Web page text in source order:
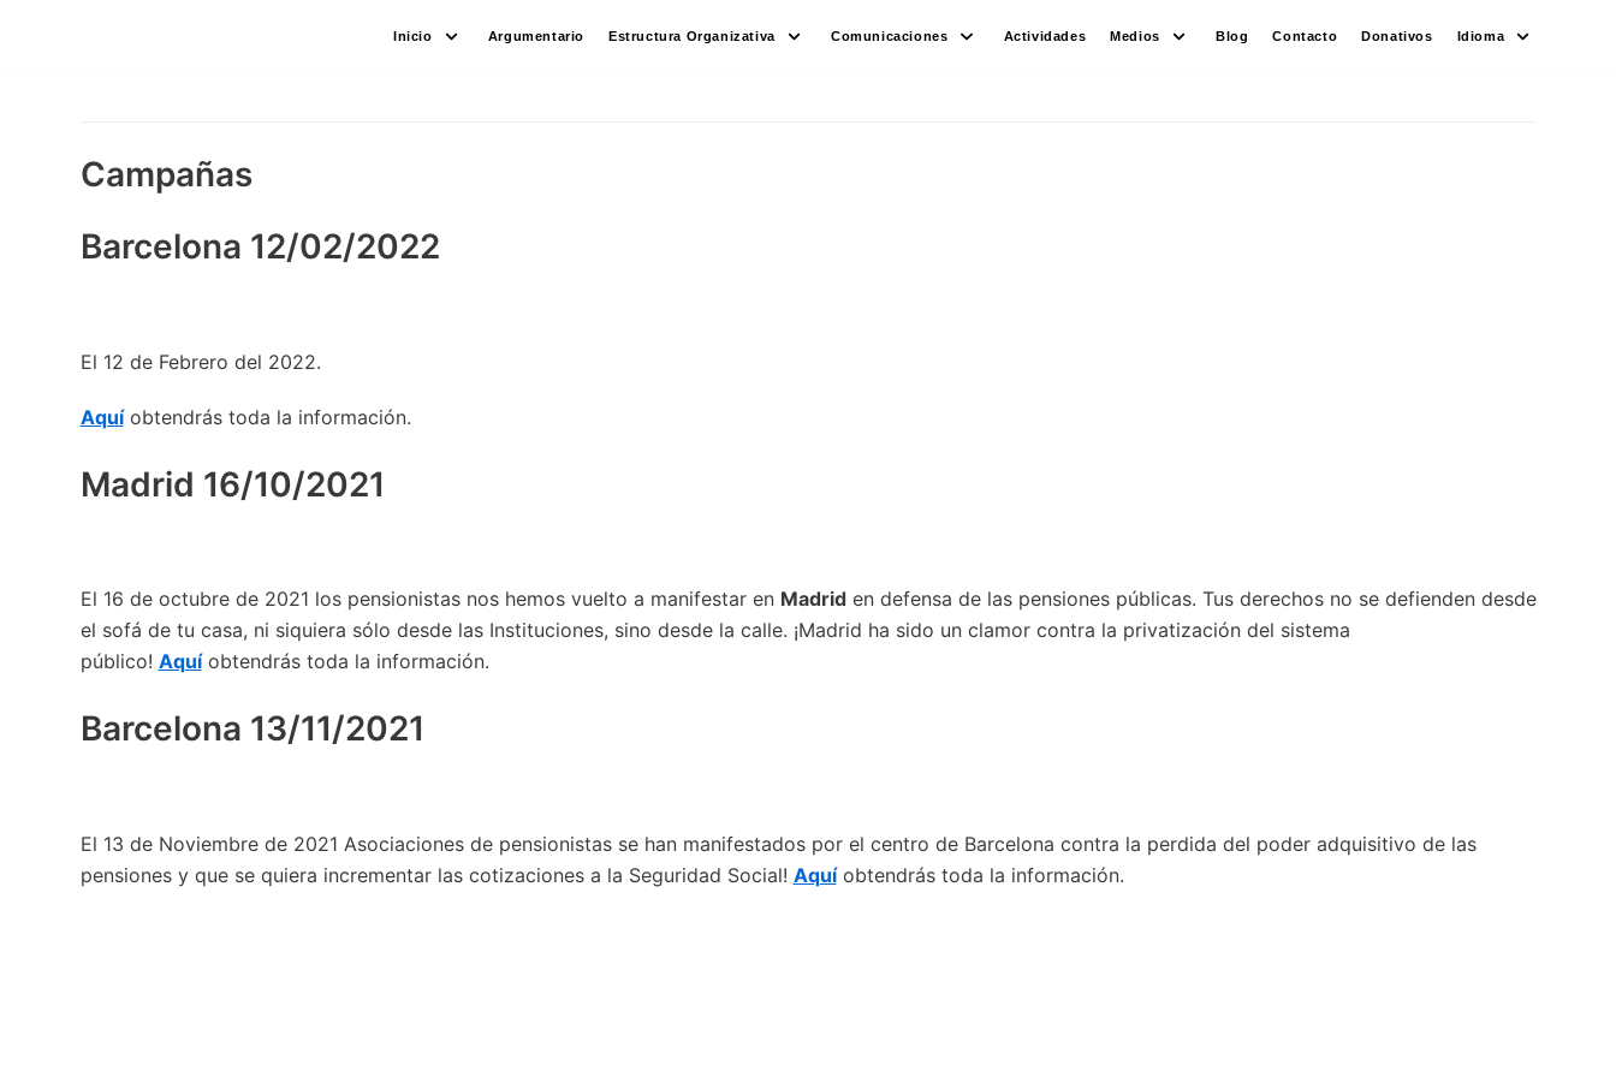
Inicio Argumentario Estructura Organizativa Comunicaciones Actividades Medios Blog Contacto Donativos Idioma
Campañas
Barcelona 12/02/2022
El 12 de Febrero del 2022.
Aquíobtendrás toda la información.
Madrid 16/10/2021
El 16 de octubre de 2021 los pensionistas nos hemos vuelto a manifestar en Madriden defensa de las pensiones públicas. Tus derechos no se defienden desde
el sofá de tu casa, ni siquiera sólo desde las Instituciones, sino desde la calle. ¡Madrid ha sido un clamor contra la privatización del sistema
público! Aquíobtendrás toda la información.
Barcelona 13/11/2021
El 13 de Noviembre de 2021 Asociaciones de pensionistas se han manifestados por el centro de Barcelona contra la perdida del poder adquisitivo de las
pensiones y que se quiera incrementar las cotizaciones a la Seguridad Social! Aquíobtendrás toda la información.